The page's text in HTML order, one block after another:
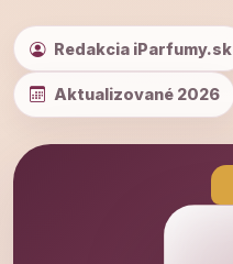
Redakcia iParfumy.sk
Aktualizované 2026